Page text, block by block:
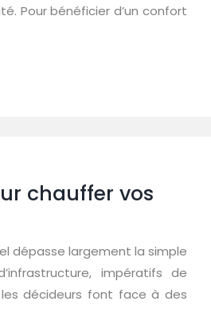
Pour bénéficier d’un confort
chauffer vos
dépasse largement la simple
impératifs de
décideurs font face à des